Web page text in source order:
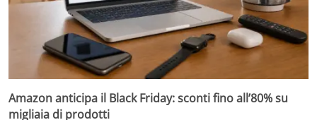
Amazon anticipa il Black Friday: sconti fino all’80% su
migliaia di prodotti